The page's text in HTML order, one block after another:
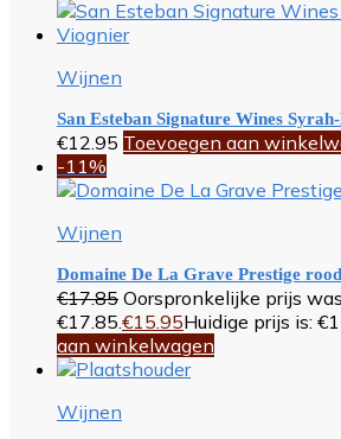
Wijnen
San Esteban Signature Wines
€12.95 Toevoegen aan
-11%
Wijnen
Domaine De La Grave Prestige rood
€17.85 Oorspronkelijke prijs
€17.85. €15.95Huidige prijs is:
aan winkelwagen
Wijnen